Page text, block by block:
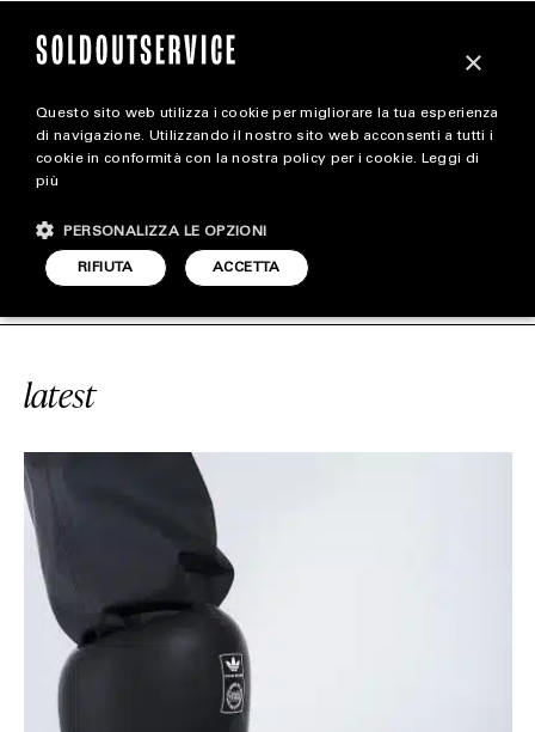
magazine
STYLE
FOOTWEAR
#CRAIG GREEN
latest
×
Questo sito web utilizza i cookie per migliorare la tua esperienza
di navigazione. Utilizzando il nostro sito web acconsenti a tutti i
cookie in conformità con la nostra policy per i cookie. Leggi di
più
ACCETTA
RIFIUTA
PERSONALIZZA LE OPZIONI